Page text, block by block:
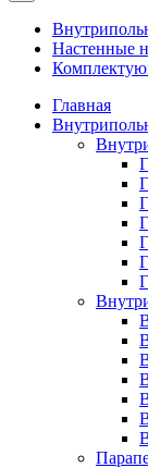
Настенные
Главная